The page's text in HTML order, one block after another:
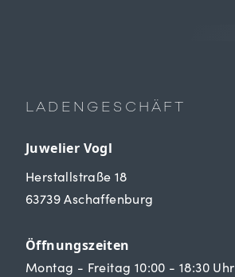
LADENGESCHÄFT
Juwelier Vogl
Herstallstraße 18
63739 Aschaffenburg
Öffnungszeiten
Montag - Freitag 10:00 - 18:30 Uhr